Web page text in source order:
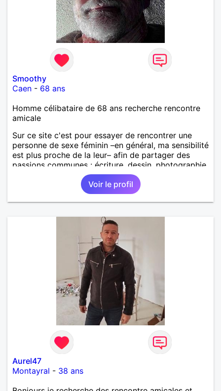
Smoothy
Caen - 68 ans
Homme célibataire de 68 ans recherche rencontre
amicale
Sur ce site c'est pour essayer de rencontrer une
personne de sexe féminin –en général, ma sensibilité
est plus proche de la leur– afin de partager des
passions communes : écriture, dessin, photographie,
Trouver une sorte de complice en écriture, en
dessin, en photographie. Eventuellement plus si
bonnes vibrations. Ne pouvant me déplacer
autrement qu'en transports en commun ou à pieds,
immédiats. Ou bien déménagez. C'est vous qui
voyez. Pour d'autres photos, demandez-moi l'accès
à mon album privé.
Voir le profil
Aurel47
Montayral - 38 ans